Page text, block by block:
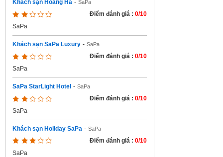
Khách sạn Hoàng Hà - SaPa
Điểm đánh giá : 0/10
SaPa
Khách sạn SaPa Luxury - SaPa
Điểm đánh giá : 0/10
SaPa
SaPa StarLight Hotel - SaPa
Điểm đánh giá : 0/10
SaPa
Khách sạn Holiday SaPa - SaPa
Điểm đánh giá : 0/10
SaPa